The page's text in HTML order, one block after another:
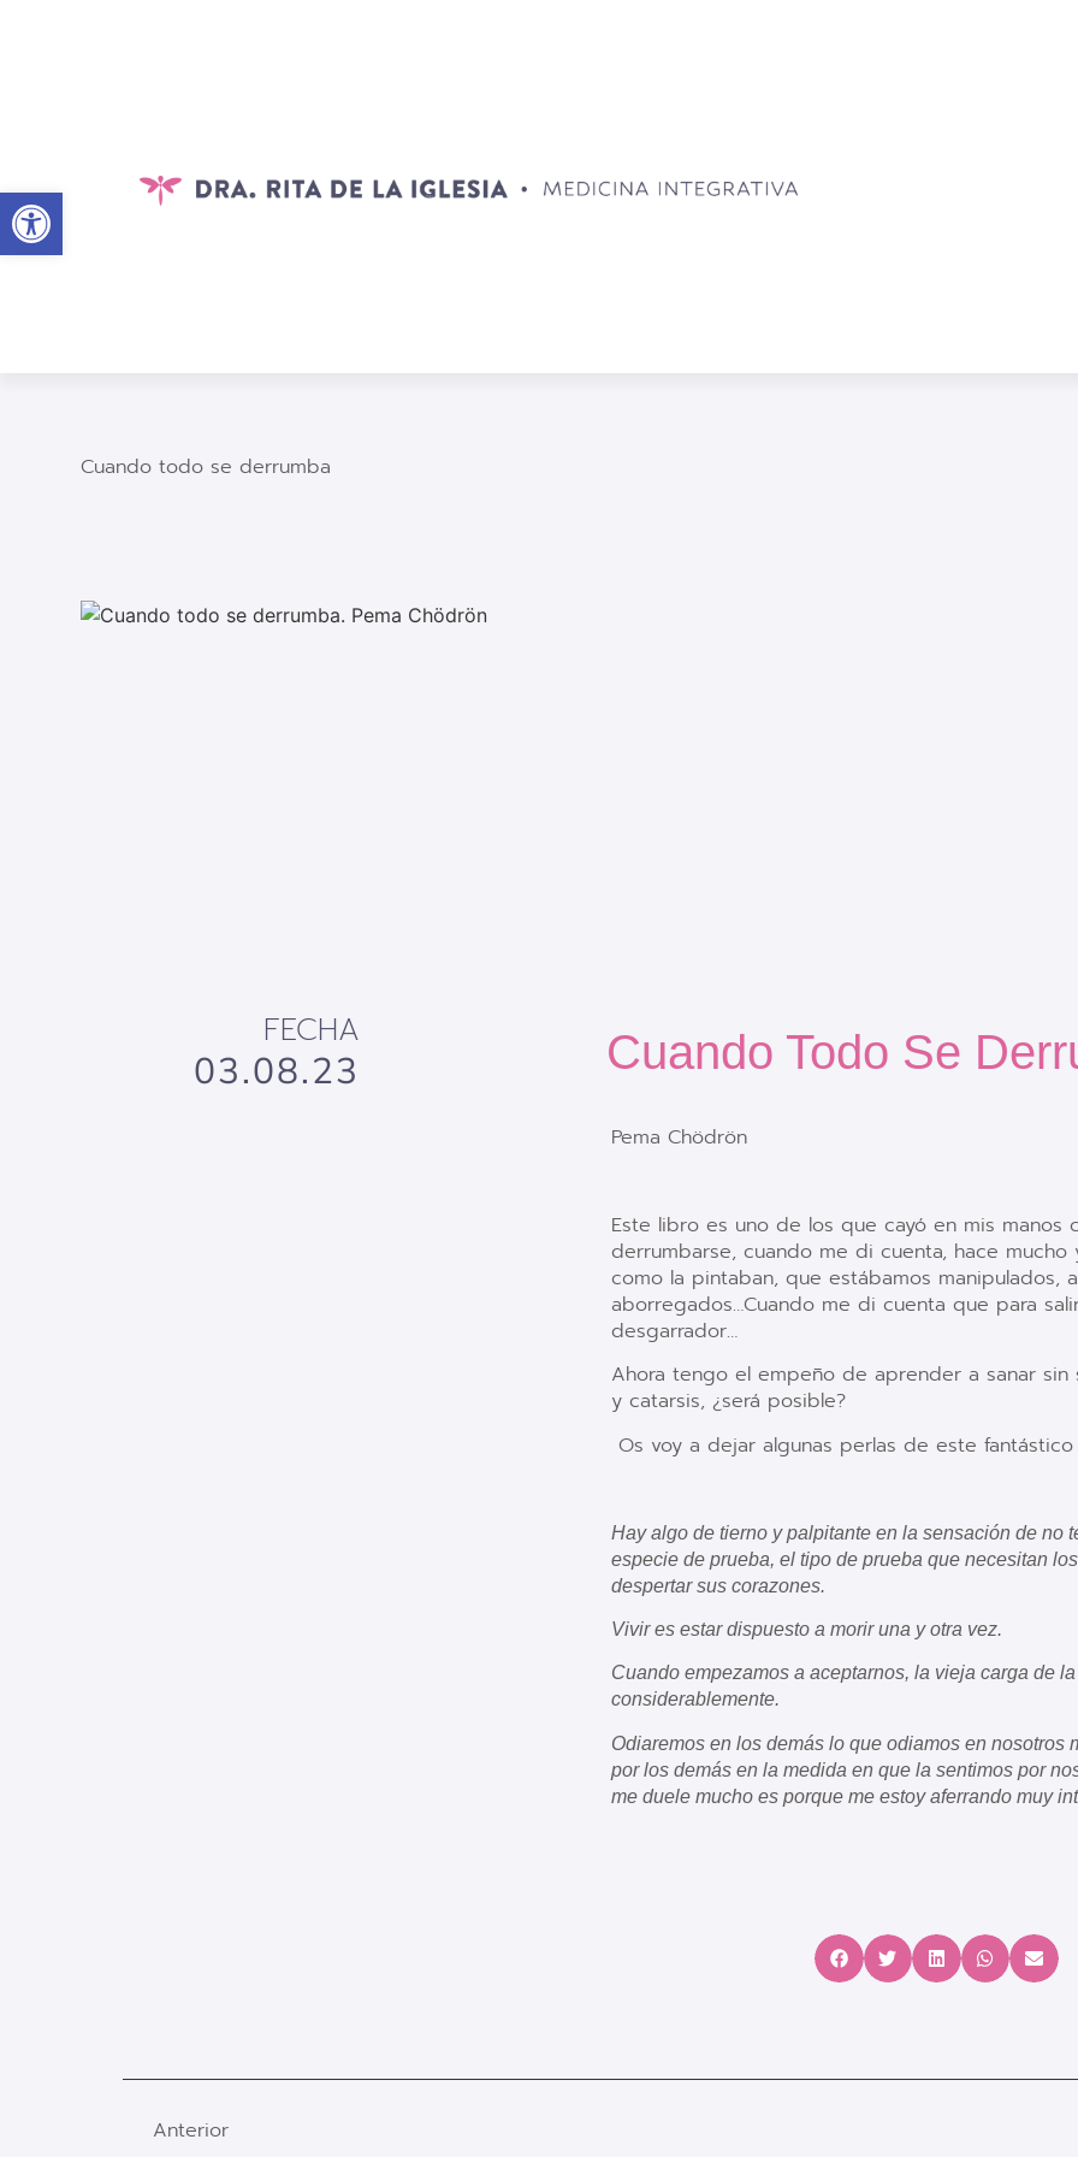
Cuando todo se derrumba
FECHA
03.08.23 Cuando Todo Se
Pema Chödrön
Este libro es uno de los que cayó en mis manos
derrumbarse, cuando me di cuenta, hace
como la pintaban, que estábamos manipulados,
aborregados…Cuando me di cuenta que para
desgarrador…
Ahora tengo el empeño de aprender a sanar
y catarsis, ¿será posible?
Os voy a dejar algunas perlas de este
Hay algo de tierno y palpitante en la sensación de no
especie de prueba, el tipo de prueba que necesitan
despertar sus corazones.
Vivir es estar dispuesto a morir una y otra vez.
Cuando empezamos a aceptarnos, la vieja carga de
considerablemente.
Odiaremos en los demás lo que odiamos en nosotros
por los demás en la medida en que la sentimos por
me duele mucho es porque me estoy aferrando muy
Anterior
Abrir barra de herramientas